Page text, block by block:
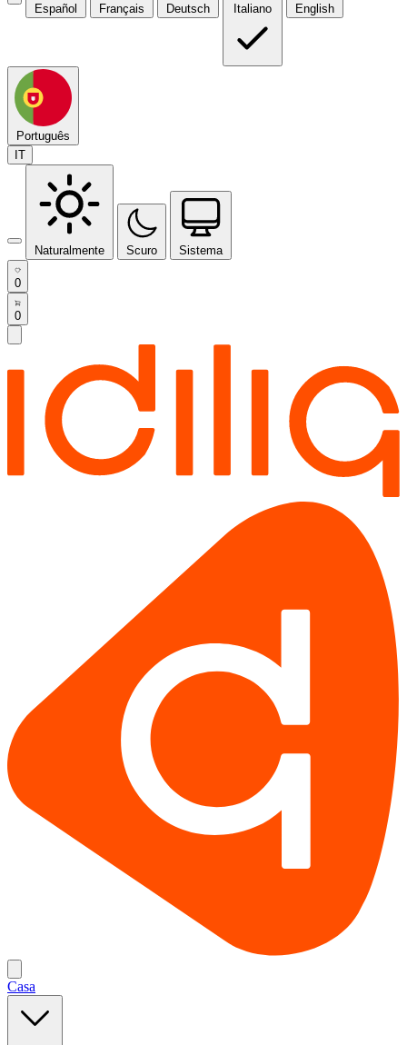
Español Français Deutsch Italiano English
Português
IT
Naturalmente Scuro Sistema
0
0
Casa